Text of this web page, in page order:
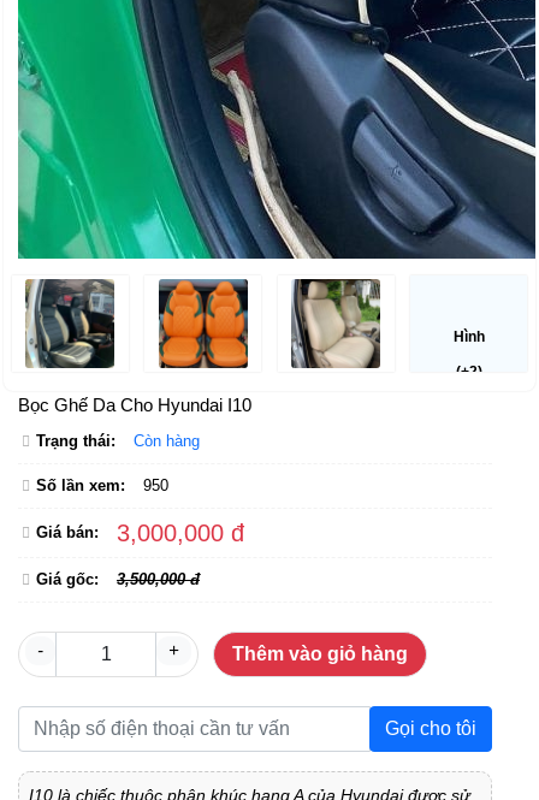
Hình
(+2)
Bọc Ghế Da Cho Hyundai I10
Trạng thái: Còn hàng
Số lần xem: 950
Giá bán: 3,000,000 đ
Giá gốc: 3,500,000 đ
- + Thêm vào giỏ hàng
Gọi cho tôi
I10 là chiếc thuộc phân khúc hạng A của Hyundai được sử